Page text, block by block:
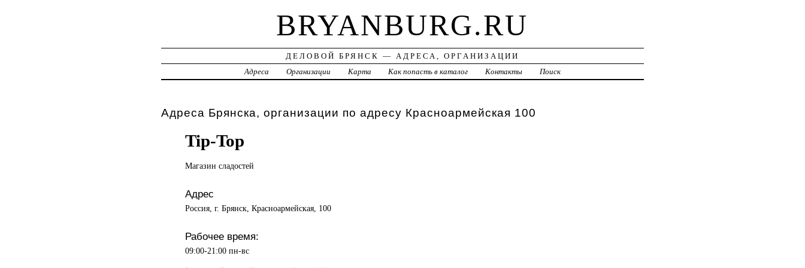
BRYANBURG.RU
ДЕЛОВОЙ БРЯНСК — АДРЕСА, ОРГАНИЗАЦИИ
Адреса
Организации Карта Как попасть в каталог Контакты Поиск
Адреса Брянска, организации по адресу Красноармейская 100
Tip-Top
Магазин сладостей
Адрес
Россия, г. Брянск, Красноармейская, 100
Рабочее время:
09:00-21:00 пн-вс